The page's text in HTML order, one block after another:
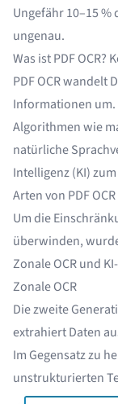
Ungefähr10–15 %
ungenau.
Was ist PDF OCR?
PDF OCR
Informationen
Algorithmen wie
natürliche
Intelligenz (KI)
Arten von PDF OCR
Um die
überwinden,
Zonale OCR und
Zonale OCR
Die zweite
extrahiert Daten
Im Gegensatz zu
unstrukturierten